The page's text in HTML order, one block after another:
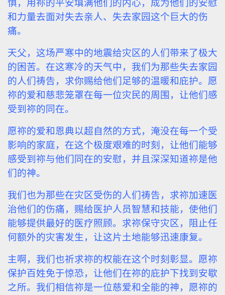
惧，用祢的平安填满他们的内心，成为他们的安慰
和力量去面对失去亲人、失去家园这个巨大的伤
痛。
天父，这场严寒中的地震给灾区的人们带来了极大
的困苦。在这寒冷的天气中，我们为那些失去家园
的人们祷告，求你赐给他们足够的温暖和庇护。愿
祢的爱和慈悲笼罩在每一位灾民的周围，让他们感
受到祢的同在。
愿祢的爱和恩典以超自然的方式，淹没在每一个受
影响的家庭，在这个极度艰难的时刻，让他们能够
感受到祢与他们同在的安慰，并且深深知道祢是他
们的神。
我们也为那些在灾区受伤的人们祷告，求祢加速医
治他们的伤痛，赐给医护人员智慧和技能，使他们
能够提供最好的医疗照顾。求祢保守灾区，阻止任
何额外的灾害发生，让这片土地能够迅速康复。
主啊，我们也祈求祢的权能在这个时刻彰显。愿祢
保护百姓免于惊恐，让他们在祢的庇护下找到安歇
之所。我们相信祢是一位慈爱和全能的神，愿祢的